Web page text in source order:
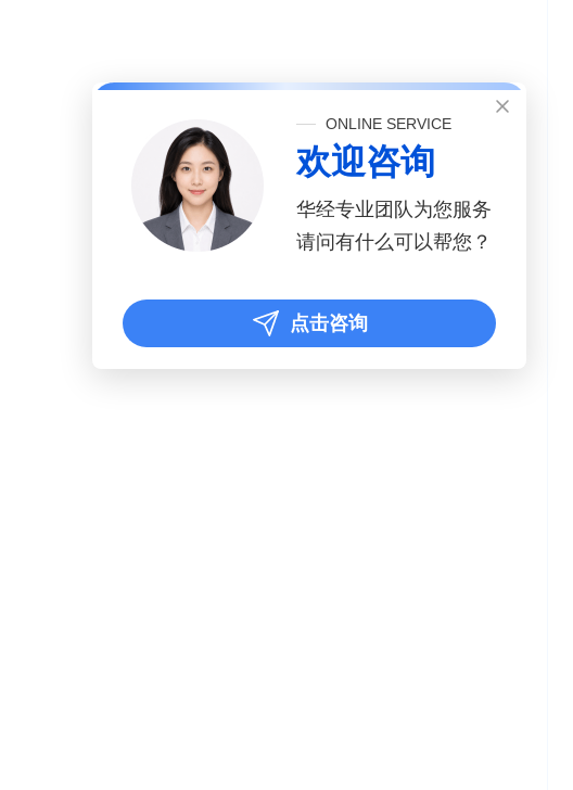
ONLINE SERVICE
欢迎咨询
华经专业团队为您服务
请问有什么可以帮您？
点击咨询